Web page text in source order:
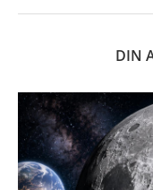
DIN